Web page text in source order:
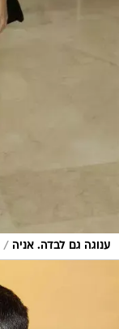
ענוגה גם לבדה. אניה /